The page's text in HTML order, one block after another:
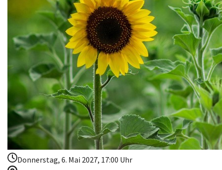
Donnerstag, 6. Mai 2027, 17:00 Uhr